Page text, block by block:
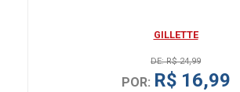
GILLETTE
DE: R$ 24,99
POR: R$ 16,99